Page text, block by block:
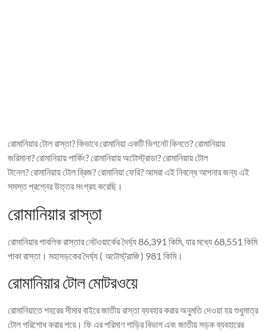
রোমানিয়ার টোল রাস্তা? কিভাবে রোমানিয়া একটি ভিগনেট কিনতে? রোমানিয়ায়
জরিমানা? রোমানিয়ায় পার্কিং? রোমানিয়ায় অটোস্ট্রাডা? রোমানিয়ায় টোল
টানেল? রোমানিয়ায় টোল ব্রিজ? রোমানিয়া ফেরি? আমরা এই নিবন্ধে আপনার জন্য এই
সমস্ত প্রশ্নের উত্তর সংগ্রহ করেছি।
রোমানিয়ার রাস্তা
রোমানিয়ার পাবলিক রাস্তার নেটওয়ার্কের দৈর্ঘ্য 86,391 কিমি, যার মধ্যে 68,551 কিমি
পাকা রাস্তা। মহাসড়কের দৈর্ঘ্য ( অটোস্ট্রাজি) 981 কিমি।
রোমানিয়ার টোল মোটরওয়ে
রোমানিয়াতে শহরের সীমার বাইরে জাতীয় রাস্তা ব্যবহার করার অনুমতি দেওয়া হয় শুধুমাত্র
টোল পরিশোধ করার পরে। ফি এর পরিমাণ গাড়ির বিভাগ এবং জাতীয় সড়ক ব্যবহারের